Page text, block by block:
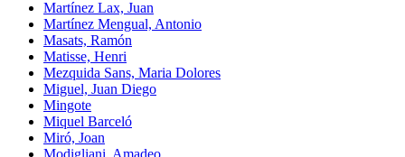
Martínez Lax, Juan
Martínez Mengual, Antonio
Masats, Ramón
Matisse, Henri
Mezquida Sans, Maria Dolores
Miguel, Juan Diego
Mingote
Miquel Barceló
Miró, Joan
Modigliani, Amadeo